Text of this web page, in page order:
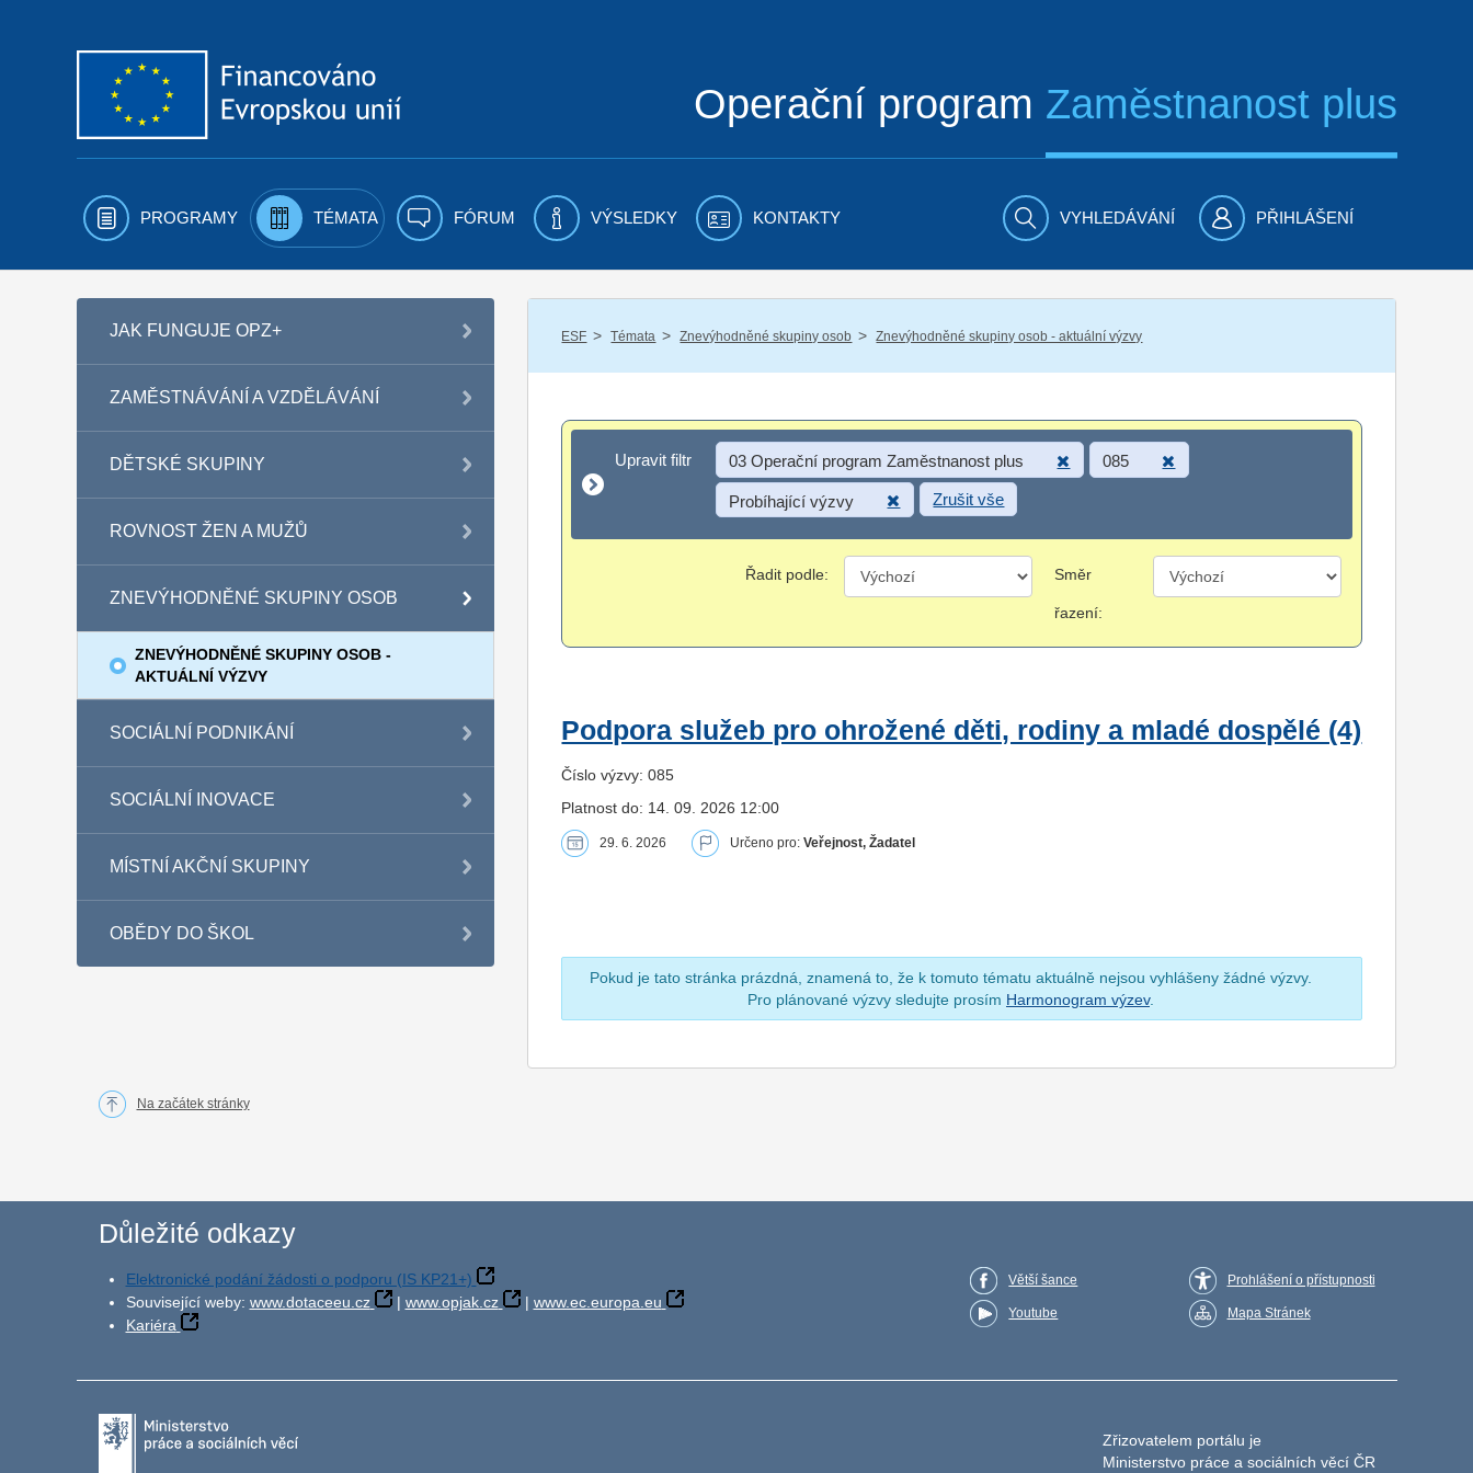
Operační program Zaměstnanost plus
PROGRAMY TÉMATA FÓRUM VÝSLEDKY KONTAKTY VYHLEDÁVÁNÍ PŘIHLÁŠENÍ
JAK FUNGUJE OPZ+
ZAMĚSTNÁVÁNÍ A VZDĚLÁVÁNÍ
DĚTSKÉ SKUPINY
ROVNOST ŽEN A MUŽŮ
ZNEVÝHODNĚNÉ SKUPINY OSOB
ZNEVÝHODNĚNÉ SKUPINY OSOB -
AKTUÁLNÍ VÝZVY
SOCIÁLNÍ PODNIKÁNÍ
SOCIÁLNÍ INOVACE
MÍSTNÍ AKČNÍ SKUPINY
OBĚDY DO ŠKOL
ESF / Témata / Znevýhodněné skupiny osob / Znevýhodněné skupiny osob - aktuální výzvy
Upravit filtr
Upravit filtr 03 Operační program Zaměstnanost plus 085
Probíhající výzvy Zrušit vše
Řadit podle: Směr
řazení:
Podpora služeb pro ohrožené děti, rodiny a mladé dospělé (4)
Číslo výzvy: 085
Platnost do: 14. 09. 2026 12:00
29. 6. 2026 Určeno pro:Veřejnost, Žadatel
Pokud je tato stránka prázdná, znamená to, že k tomuto tématu aktuálně nejsou vyhlášeny žádné výzvy.
Pro plánované výzvy sledujte prosím Harmonogram výzev.
Na začátek stránky
Důležité odkazy
Elektronické podání žádosti o podporu (IS KP21+)
Související weby: www.dotaceeu.cz | www.opjak.cz | www.ec.europa.eu
Kariéra
Větší šance
Youtube
Prohlášení o přístupnosti
Mapa Stránek
Zřizovatelem portálu je
Ministerstvo práce a sociálních věcí ČR